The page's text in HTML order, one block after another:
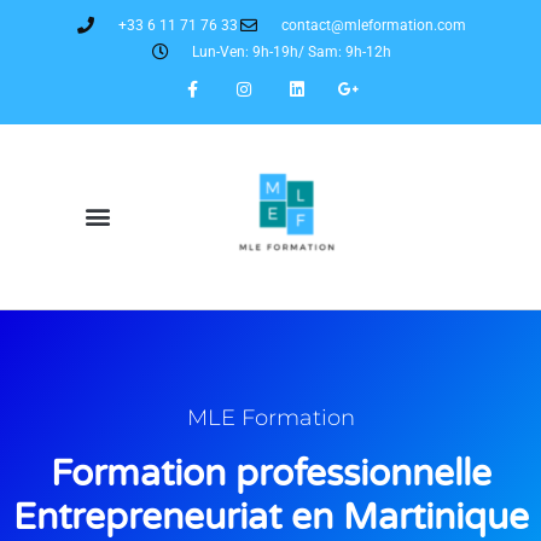
+33 6 11 71 76 33
contact@mleformation.com
Lun-Ven: 9h-19h/ Sam: 9h-12h
MLE Formation
Formation professionnelle
Entrepreneuriat en Martinique